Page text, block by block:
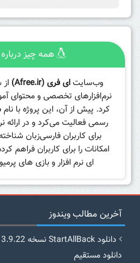
همه چیز
وب‌سایتای فری (Afree.ir)
نرم‌افزارهای تخصصی و محتوای
کرد. پیش از آن، این پروژه با نام
رسمی فعالیت می‌کرد و در ارائه
برای کاربران فارسی‌زبان
امکانات را برای کاربران فراهم
ای نرم افزار و بازی های
آخرین مطالب ویندوز
دانلود مستقیم